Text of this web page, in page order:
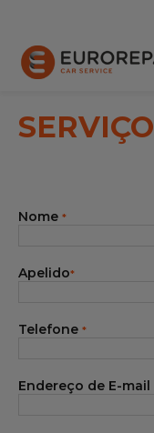
Orçamento online
A marca
Serviços
Nome *
Apelido*
Telefone *
Endereço de E-mail